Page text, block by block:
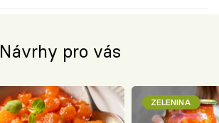
Návrhy pro vás
ZELENINA